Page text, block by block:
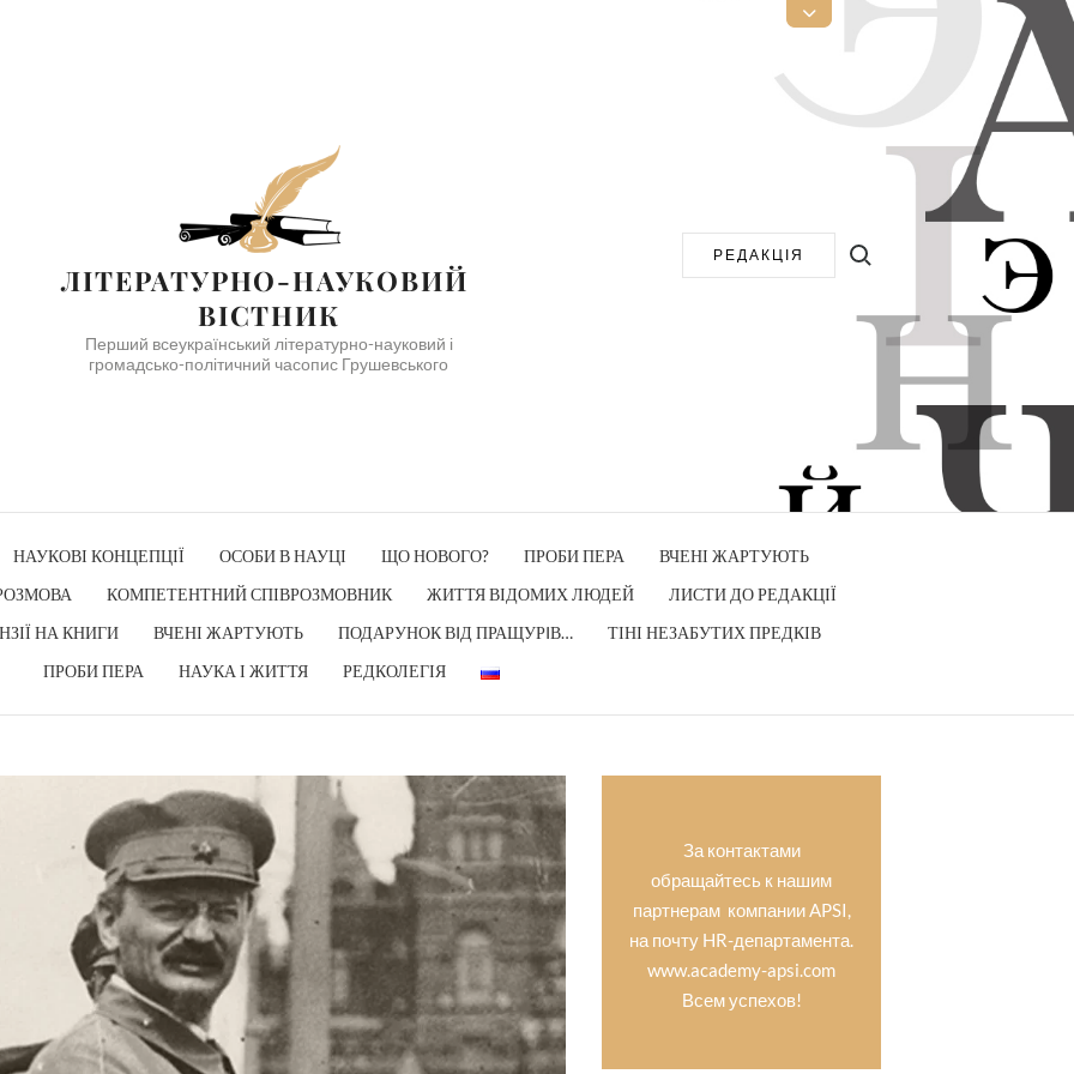
Open
Sidebar
ЛІТЕРАТУРНО-НАУКОВИЙ
ВІСТНИК
Перший всеукраїнський літературно-науковий і
громадсько-політичний часопис Грушевського
РЕДАКЦІЯ
Search for:
НАУКОВІ КОНЦЕПЦІЇ ОСОБИ В НАУЦІ ЩО НОВОГО? ПРОБИ ПЕРА
ВЧЕНІ ЖАРТУЮТЬ
КОМПЕТЕНТНИЙ СПІВРОЗМОВНИК ЖИТТЯ ВІДОМИХ ЛЮДЕЙ
ЛИСТИ ДО РЕДАКЦІЇ
НА КНИГИ ВЧЕНІ ЖАРТУЮТЬ ПОДАРУНОК ВIД ПРАЩУРIВ…
ТІНІ НЕЗАБУТИХ ПРЕДКІВ
ПРОБИ ПЕРА
НАУКА І ЖИТТЯ РЕДКОЛЕГІЯ
За контактами
обращайтесь к нашим
партнерам компании APSI,
на почту HR-департамента.
www.academy-apsi.com
Всем успехов!